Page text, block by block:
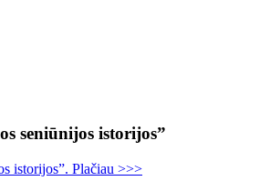
seniūnijos istorijos”
istorijos”. Plačiau >>>